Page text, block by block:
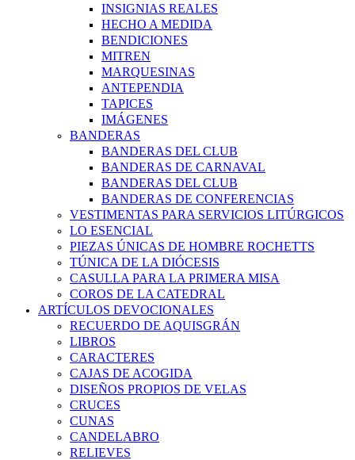
INSIGNIAS REALES
HECHO A MEDIDA
BENDICIONES
MITREN
MARQUESINAS
ANTEPENDIA
TAPICES
IMÁGENES
BANDERAS
BANDERAS DEL CLUB
BANDERAS DE CARNAVAL
BANDERAS DEL CLUB
BANDERAS DE CONFERENCIAS
VESTIMENTAS PARA SERVICIOS LITÚRGICOS
LO ESENCIAL
PIEZAS ÚNICAS DE HOMBRE ROCHETTS
TÚNICA DE LA DIÓCESIS
CASULLA PARA LA PRIMERA MISA
COROS DE LA CATEDRAL
ARTÍCULOS DEVOCIONALES
RECUERDO DE AQUISGRÁN
LIBROS
CARACTERES
CAJAS DE ACOGIDA
DISEÑOS PROPIOS DE VELAS
CRUCES
CUNAS
CANDELABRO
RELIEVES